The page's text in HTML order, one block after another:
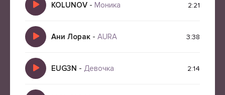
KOLUNOV - Моника 2:21
Ани Лорак - AURA 3:38
EUG3N - Девочка 2:14